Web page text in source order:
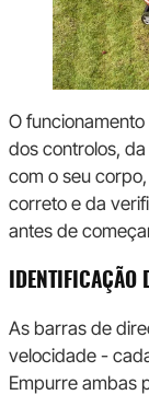
O
dos controlos,
com o seu
correto e da
antes de
As barras de
velocidade -
Empurre ambas